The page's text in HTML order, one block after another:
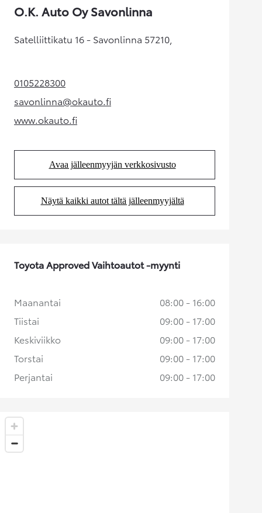
O.K. Auto Oy Savonlinna
Satelliittikatu 16 - Savonlinna 57210,
0105228300(Aukeaa uudessa välilehdessä)
savonlinna@okauto.fi(Aukeaa uudessa välilehdessä)
www.okauto.fi(Aukeaa uudessa välilehdessä)
Avaa jälleenmyyjän verkkosivusto
(Aukeaa uudessa välilehdessä)
Näytä kaikki autot tältä jälleenmyyjältä
(Aukeaa uudessa välilehdessä)
Toyota Approved Vaihtoautot -myynti
Maanantai
08:00 - 16:00
Tiistai
09:00 - 17:00
Keskiviikko
09:00 - 17:00
Torstai
09:00 - 17:00
Perjantai
09:00 - 17:00